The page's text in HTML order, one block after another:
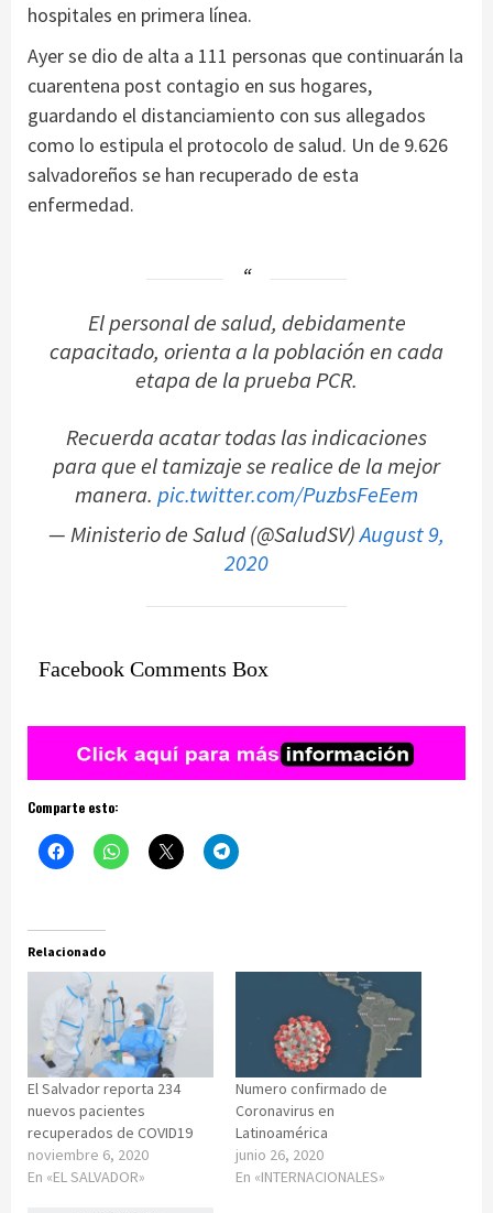
hospitales en primera línea.
Ayer se dio de alta a 111 personas que continuarán la
cuarentena post contagio en sus hogares,
guardando el distanciamiento con sus allegados
como lo estipula el protocolo de salud. Un de 9.626
salvadoreños se han recuperado de esta
enfermedad.
El personal de salud, debidamente
capacitado, orienta a la población en cada
etapa de la prueba PCR.
Recuerda acatar todas las indicaciones
para que el tamizaje se realice de la mejor
manera. pic.twitter.com/PuzbsFeEem
— Ministerio de Salud (@SaludSV)August 9,
2020
Facebook Comments Box
Comparte esto:
Relacionado
El Salvador reporta 234
nuevos pacientes
recuperados de COVID19
noviembre 6, 2020
En «EL SALVADOR»
Numero confirmado de
Coronavirus en
Latinoamérica
junio 26, 2020
En «INTERNACIONALES»